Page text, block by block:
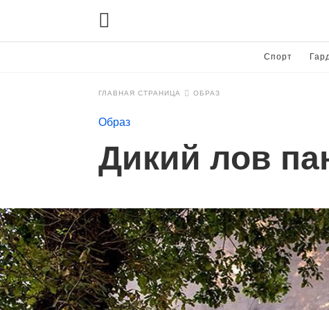
Спорт
ГЛАВНАЯ СТРАНИЦА ОБРАЗ
Образ
Дикий лов